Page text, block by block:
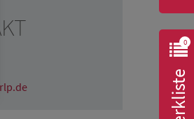
0
Merkliste